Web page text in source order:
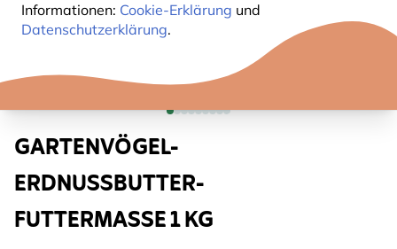
Informationen: Cookie-Erklärung und
Datenschutzerklärung.
GARTENVÖGEL-
ERDNUSSBUTTER-
FUTTERMASSE 1 KG